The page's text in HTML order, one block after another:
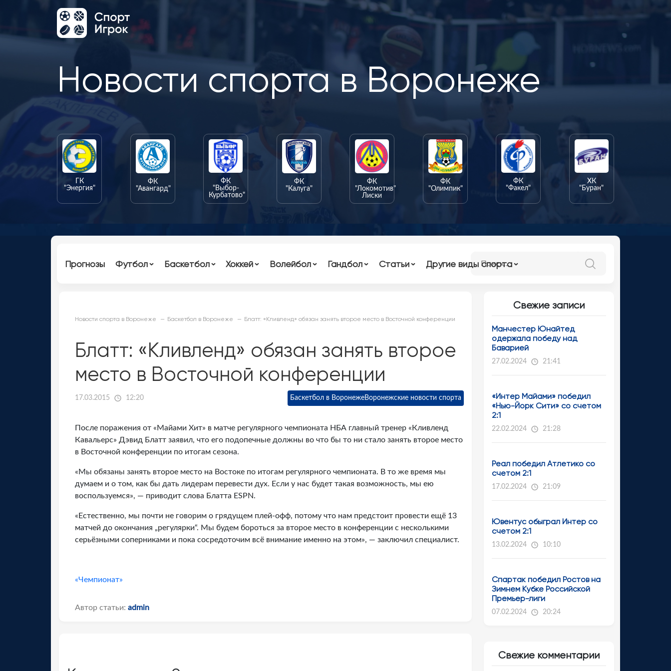
Новости спорта в Воронеже
ГК
"Энергия"
ФК
"Авангард"
ФК
"Выбор-
Курбатово"
ФК
"Калуга"
ФК
"Локомотив"
Лиски
ФК
"Олимпик"
ФК
"Факел"
ХК
"Буран"
Прогнозы Футбол Баскетбол Хоккей Волейбол Гандбол Статьи Другие виды спорта
Новости спорта в Воронеже Баскетбол в Воронеже Блатт: «Кливленд» обязан занять второе место в Восточной конференции
Блатт: «Кливленд» обязан занять второе
место в Восточной конференции
17.03.2015 12:20 Баскетбол в ВоронежеВоронежские новости спорта
После поражения от «Майами Хит» в матче регулярного чемпионата НБА главный тренер «Кливленд
Кавальерс» Дэвид Блатт заявил, что его подопечные должны во что бы то ни стало занять второе место
в Восточной конференции по итогам сезона.
«Мы обязаны занять второе место на Востоке по итогам регулярного чемпионата. В то же время мы
думаем и о том, как бы дать лидерам перевести дух. Если у нас будет такая возможность, мы ею
воспользуемся», — приводит слова Блатта ESPN.
«Естественно, мы почти не говорим о грядущем плей-офф, потому что нам предстоит провести ещё 13
матчей до окончания „регулярки“. Мы будем бороться за второе место в конференции с несколькими
серьёзными соперниками и пока сосредоточим всё внимание именно на этом», — заключил специалист.
«Чемпионат»
Автор статьи: admin
Свежие записи
Манчестер Юнайтед
одержала победу над
Баварией
27.02.2024 21:41
«Интер Майами» победил
«Нью-Йорк Сити» со счетом
2:1
22.02.2024 21:28
Реал победил Атлетико со
счетом 2:1
17.02.2024 21:09
Ювентус обыграл Интер со
счетом 2:1
13.02.2024 10:10
Спартак победил Ростов на
Зимнем Кубке Российской
Премьер-лиги
07.02.2024 20:24
Свежие комментарии